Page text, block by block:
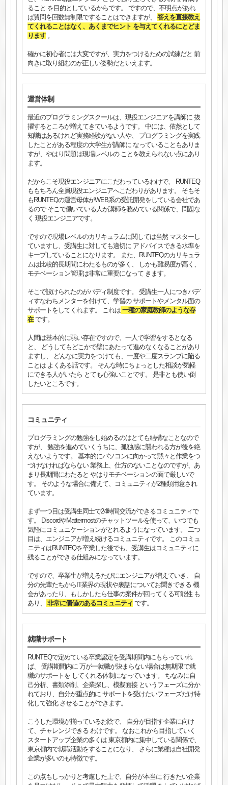
ること を目的としているからです。 ですので、不明点があれ
ば質問を回数無制限ですることはできますが、 答えを直接教え
てくれることはなく、あくまでヒント を与えてくれるにとどま
ります。
確かに初心者には大変ですが、実力をつけるための試練だと 前
向きに取り組むのが正しい姿勢だといえます。
運営体制
最近のプログラミングスクールは、現役エンジニアを講師に 抜
擢するところが増えてきているようです。 中には、依然として
知識はあるけれど実務経験がない人や、 プログラミングを実践
したことがある程度の大学生が講師に なっていることもありま
すが、やはり問題は現場レベルの ことを教えられない点にあり
ます。
だからこそ現役エンジニアにこだわっているわけで、 RUNTEQ
ももちろん全員現役エンジニアへこだわりがあります。 そもそ
もRUNTEQの運営母体がWEB系の受託開発をしている会社であ
るので そこで働いている人が講師を務めている関係で、問題な
く 現役エンジニアです。
ですので現場レベルのカリキュラムに関しては当然 マスターし
ていますし、受講生に対しても適切に アドバイスできる水準を
キープしていることになります。 また、RUNTEQのカリキュラ
ムは比較的長期間にわたるものが多く、 しかも難易度が高く、
モチベーション管理は非常に重要になって きます。
そこで設けられたのがバディ制度です。 受講生一人につきバデ
ィすなわちメンターを付けて、学習の サポートやメンタル面の
サポートをしてくれます。 これは 一種の家庭教師のような存
在です。
人間は基本的に弱い存在ですので、一人で学習をするとなる
と、 どうしてもどこかで壁にあたって進めなくなることがあり
ますし、 どんなに実力をつけても、一度や二度スランプに陥る
ことは よくある話です。 そんな時にちょっとした相談が気軽
にできる人がいたら とても心強いことです。 是非とも使い倒
したいところです。
コミュニティ
プログラミングの勉強をし始めるのはとても結構なことなので
すが、 勉強を進めていくうちに、孤独感に襲われる方が後を絶
えないようです。 基本的にパソコンに向かって黙々と作業をつ
づけなければならない 業務上、仕方のないことなのですが、あ
まり長期間にわたると やはりモチベーションの面で厳しいで
す。 そのような場合に備えて、コミュニティが2種類用意され
ています。
まず一つ目は受講生同士で24時間交流ができるコミュニティで
す。 DiscordやMattermostのチャットツールを使って、いつでも
気軽にコミュニケーションがとれるようになっています。 二つ
目は、エンジニアが増え続けるコミュニティです。 このコミュ
ニティはRUNTEQを卒業した後でも、受講生はコミュニティに
残ることができる仕組みになっています。
ですので、卒業生が増えるたびにエンジニアが増えていき、 自
分の先輩たちからIT業界の現状や裏話についてお聞きできる 機
会があったり、もしかしたら仕事の案件が回ってくる可能性 も
あり、
非常に価値のあるコミュニティ です。
就職サポート
RUNTEQで定めている卒業認定を受講期間内にもらっていれ
ば、 受講期間内に 万が一就職が決まらない場合は無期限で就
職のサポートを してくれる体制になっています。 ちなみに自
己分析、書類添削、企業探し、模擬面接 というフェーズに分か
れており、自分が重点的に サポートを受けたいフェーズだけ特
化して強化 させることができます。
こうした環境が揃っているお陰で、 自分が目指す企業に向け
て、チャレンジできる わけです。 なおこれから目指していく
スタートアップ企業の多くは 東京都内に集中している関係で、
東京都内で就職活動をすることになり、 さらに業種は自社開発
企業が多いのも特徴です。
この点もしっかりと考慮した上で、自分が本当に 行きたい企業